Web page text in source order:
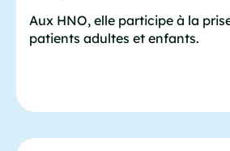
Aux HNO, elle participe à la
patients adultes et enfants.